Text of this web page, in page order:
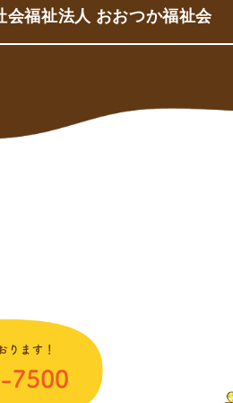
会福祉法人 おおつか福祉会